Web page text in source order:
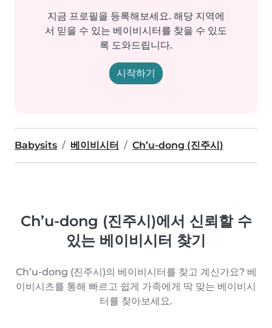
지금 프로필을 등록해보세요. 해당 지역에
서 믿을 수 있는 베이비시터를 찾을 수 있도
록 도와드립니다.
시작하기
Babysits 베이비시터 Ch’u-dong (진주시)
Ch’u-dong (진주시)에서 신뢰할 수
있는 베이비시터 찾기
Ch’u-dong (진주시)의 베이비시터를 찾고 계신가요? 베
이비시츠를 통해 빠르고 쉽게 가족에게 딱 맞는 베이비시
터를 찾아보세요.